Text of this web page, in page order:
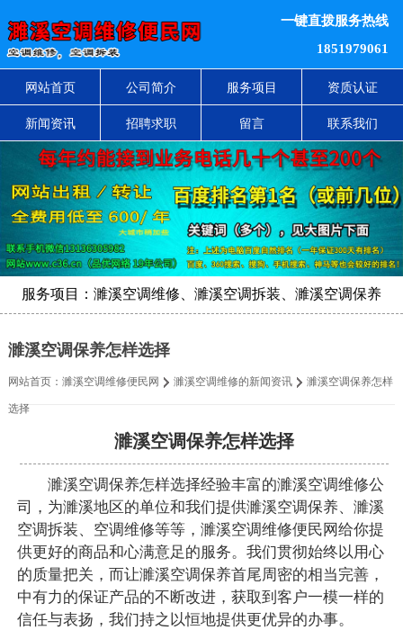
一键直拨服务热线
1851979061
网站首页 公司简介 服务项目 资质认证
新闻资讯 招聘求职 留言 联系我们
服务项目：濉溪空调维修、濉溪空调拆装、濉溪空调保养
濉溪空调保养怎样选择
网站首页： 濉溪空调维修便民网 濉溪空调维修的新闻资讯 濉溪空调保养怎样
选择
濉溪空调保养怎样选择
濉溪空调保养怎样选择经验丰富的濉溪空调维修公
司，为濉溪地区的单位和我们提供濉溪空调保养、濉溪
空调拆装、空调维修等等，濉溪空调维修便民网给你提
供更好的商品和心满意足的服务。我们贯彻始终以用心
的质量把关，而让濉溪空调保养首尾周密的相当完善，
中有力的保证产品的不断改进，获取到客户一模一样的
信任与表扬，我们持之以恒地提供更优异的办事。